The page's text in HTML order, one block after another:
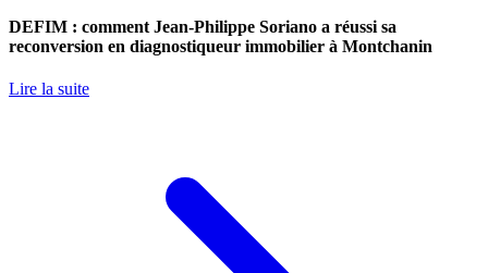
DEFIM : comment Jean-Philippe Soriano a réussi sa
reconversion en diagnostiqueur immobilier à Montchanin
Lire la suite